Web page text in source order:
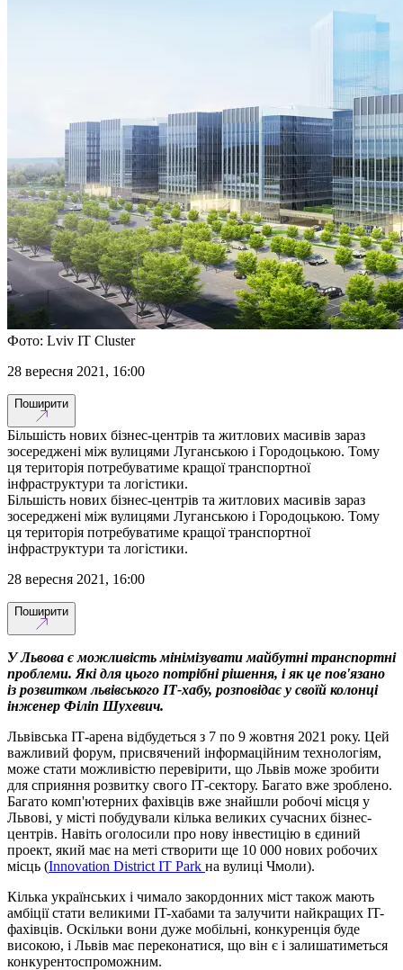
Фото: Lviv IT Cluster
28 вересня 2021, 16:00
Поширити
Більшість нових бізнес-центрів та житлових масивів зараз
зосереджені між вулицями Луганською і Городоцькою. Тому
ця територія потребуватиме кращої транспортної
інфраструктури та логістики.
Більшість нових бізнес-центрів та житлових масивів зараз
зосереджені між вулицями Луганською і Городоцькою. Тому
ця територія потребуватиме кращої транспортної
інфраструктури та логістики.
28 вересня 2021, 16:00
Поширити
У Львова є можливість мінімізувати майбутні транспортні
проблеми. Які для цього потрібні рішення, і як це пов'язано
із розвитком львівського ІТ-хабу, розповідає у своїй колонці
інженер Філіп Шухевич.
Львівська ІТ-арена відбудеться з 7 по 9 жовтня 2021 року. Цей
важливий форум, присвячений інформаційним технологіям,
може стати можливістю перевірити, що Львів може зробити
для сприяння розвитку свого ІТ-сектору. Багато вже зроблено.
Багато комп'ютерних фахівців вже знайшли робочі місця у
Львові, у місті побудували кілька великих сучасних бізнес-
центрів. Навіть оголосили про нову інвестицію в єдиний
проект, який має на меті створити ще 10 000 нових робочих
місць (Innovation District IT Park на вулиці Чмоли).
Кілька українських і чимало закордонних міст також мають
амбіції стати великими IT-хабами та залучити найкращих IT-
фахівців. Оскільки вони дуже мобільні, конкуренція буде
високою, і Львів має переконатися, що він є і залишатиметься
конкурентоспроможним.